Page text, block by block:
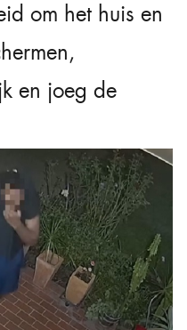
om het huis en
en joeg de